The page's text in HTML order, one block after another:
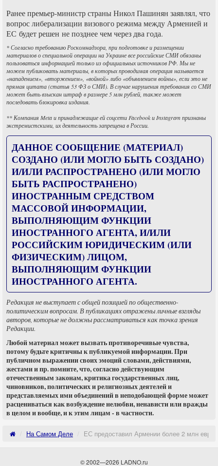
Ранее премьер-министр страны Никол Пашинян заявлял, что
вопрос либерализации визового режима между Арменией и
ЕС будет решен не позднее чем через два года.
* Согласно требованию Роскомнадзора, при подготовке и размещении
материалов о специальной операции на Украине все российские СМИ обязаны
пользоваться информацией только из официальных источников РФ. Мы не
можем публиковать материалы, в которых проводимая операция называется
«нападением», «вторжением», «войной» либо «объявлением войны», если это не
прямая цитата (статья 53 ФЗ о СМИ). В случае нарушения требования со СМИ
может быть взыскан штраф в размере 5 млн рублей, также может
последовать блокировка издания.
** Компания Meta и принадлежащие ей соцсети Facebook и Instagram признаны
экстремистскими, их деятельность запрещена в России.
ДАННОЕ СООБЩЕНИЕ (МАТЕРИАЛ)
СОЗДАНО (ИЛИ МОГЛО БЫТЬ СОЗДАНО)
И/ИЛИ РАСПРОСТРАНЕНО (ИЛИ МОГЛО
БЫТЬ РАСПРОСТРАНЕНО)
ИНОСТРАННЫМ СРЕДСТВОМ
МАССОВОЙ ИНФОРМАЦИИ,
ВЫПОЛНЯЮЩИМ ФУНКЦИИ
ИНОСТРАННОГО АГЕНТА, И/ИЛИ
РОССИЙСКИМ ЮРИДИЧЕСКИМ (ИЛИ
ФИЗИЧЕСКИМ) ЛИЦОМ,
ВЫПОЛНЯЮЩИМ ФУНКЦИИ
ИНОСТРАННОГО АГЕНТА.
Редакция не выступает с общей позицией по общественно-
политическим вопросам. В публикациях отражены личные взгляды
авторов, которые не должны рассматриваться как точка зрения
Редакции.
Любой материал может вызвать противоречивые чувства,
потому будьте критичны к публикуемой информации. При
публичном выражении своих эмоций словами, действиями,
жестами и пр. помните, что, согласно действующим
отечественным законам, критика государственных лиц,
чиновников, политических и религиозных деятелей и
представляемых ими объединений в неподобающей форме может
расцениваться как возбуждение нелюбви, ненависти или вражды
в целом и вообще, и к этим лицам - в частности.
На Самом Деле ЕС предоставил Армении более 2 млн евро
© 2002—2026 LADNO.ru